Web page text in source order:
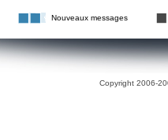
Nouveaux messages
Copyright 2006-